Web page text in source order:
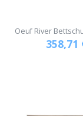
Oeuf River
358,71